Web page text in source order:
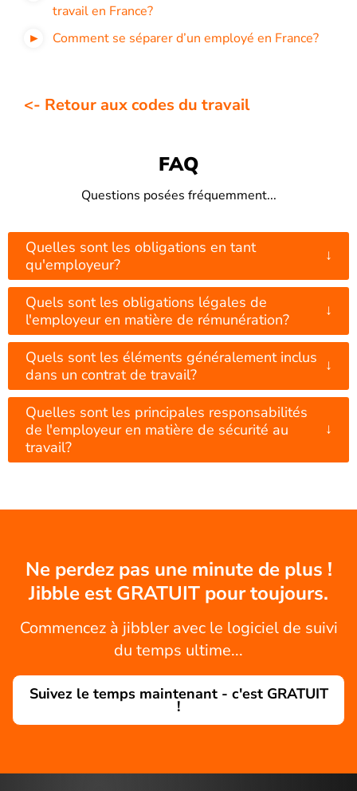
travail en France?
Comment se séparer d’un employé en France?
<- Retour aux codes du travail
FAQ
Questions posées fréquemment...
Quelles sont les obligations en tant
qu'employeur?
↓
Quels sont les obligations légales de
l'employeur en matière de rémunération?
↓
Quels sont les éléments généralement inclus
dans un contrat de travail?
↓
Quelles sont les principales responsabilités
de l'employeur en matière de sécurité au
travail?
↓
Ne perdez pas une minute de plus !
Jibble est GRATUIT pour toujours.
Commencez à jibbler avec le logiciel de suivi
du temps ultime...
Suivez le temps maintenant - c'est GRATUIT
!